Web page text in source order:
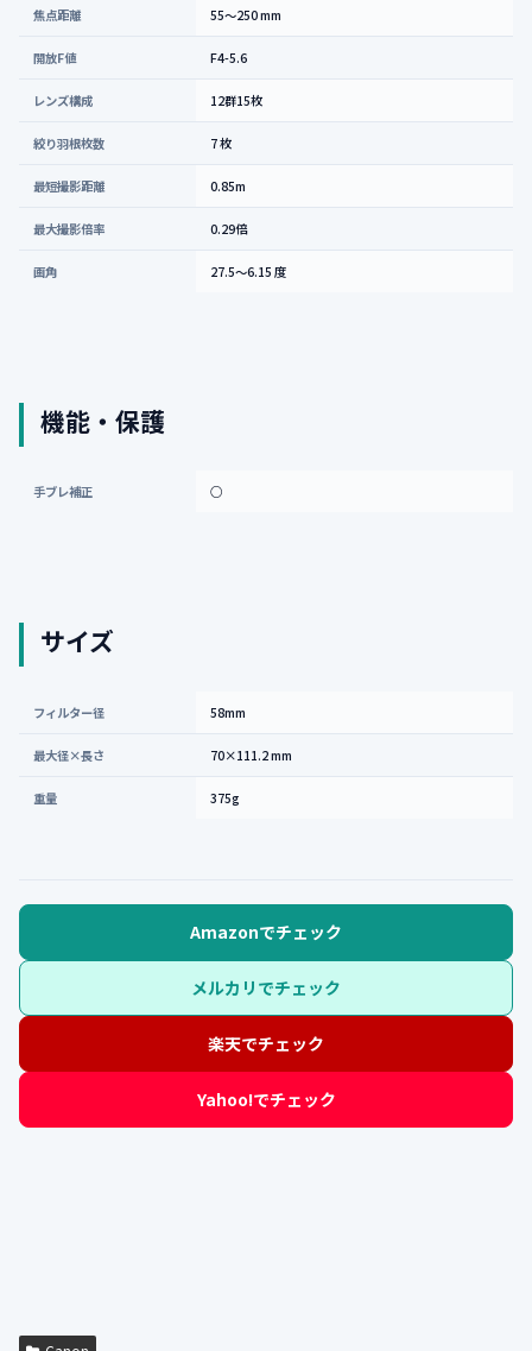
焦点距離 55～250 mm
開放F値 F4-5.6
レンズ構成 12群15枚
絞り羽根枚数 7 枚
最短撮影距離 0.85m
最大撮影倍率 0.29倍
画角 27.5～6.15 度
機能・保護
手ブレ補正 ○
サイズ
フィルター径 58mm
最大径×長さ 70×111.2 mm
重量 375g
Amazonでチェック
メルカリでチェック
楽天でチェック
Yahoo!でチェック